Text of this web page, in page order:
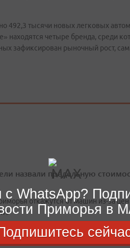
492,3 тысячи новых легковых
находятся четыре бренда, среди
зафиксирован рыночный рост,
назвали предельную
откажутся от машин из-за цен
WhatsApp?
Приморья в